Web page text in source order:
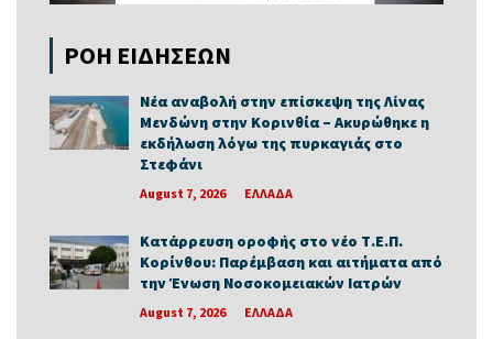
ΡΟΗ ΕΙΔΗΣΕΩΝ
Νέα αναβολή στην επίσκεψη της Λίνας
Μενδώνη στην Κορινθία – Ακυρώθηκε η
εκδήλωση λόγω της πυρκαγιάς στο
Στεφάνι
August 7, 2026 ΕΛΛΑΔΑ
Κατάρρευση οροφής στο νέο Τ.Ε.Π.
Κορίνθου: Παρέμβαση και αιτήματα από
την Ένωση Νοσοκομειακών Ιατρών
August 7, 2026 ΕΛΛΑΔΑ